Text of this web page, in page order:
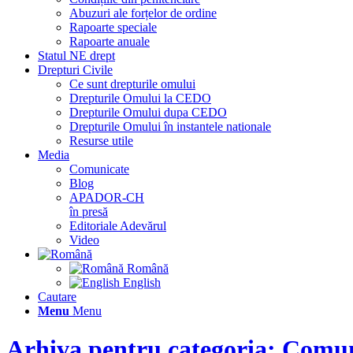
Abuzuri ale forțelor de ordine
Rapoarte speciale
Rapoarte anuale
Statul NE drept
Drepturi Civile
Ce sunt drepturile omului
Drepturile Omului la CEDO
Drepturile Omului dupa CEDO
Drepturile Omului în instantele nationale
Resurse utile
Media
Comunicate
Blog
APADOR-CH
în presă
Editoriale Adevărul
Video
Română
English
Cautare
Menu Menu